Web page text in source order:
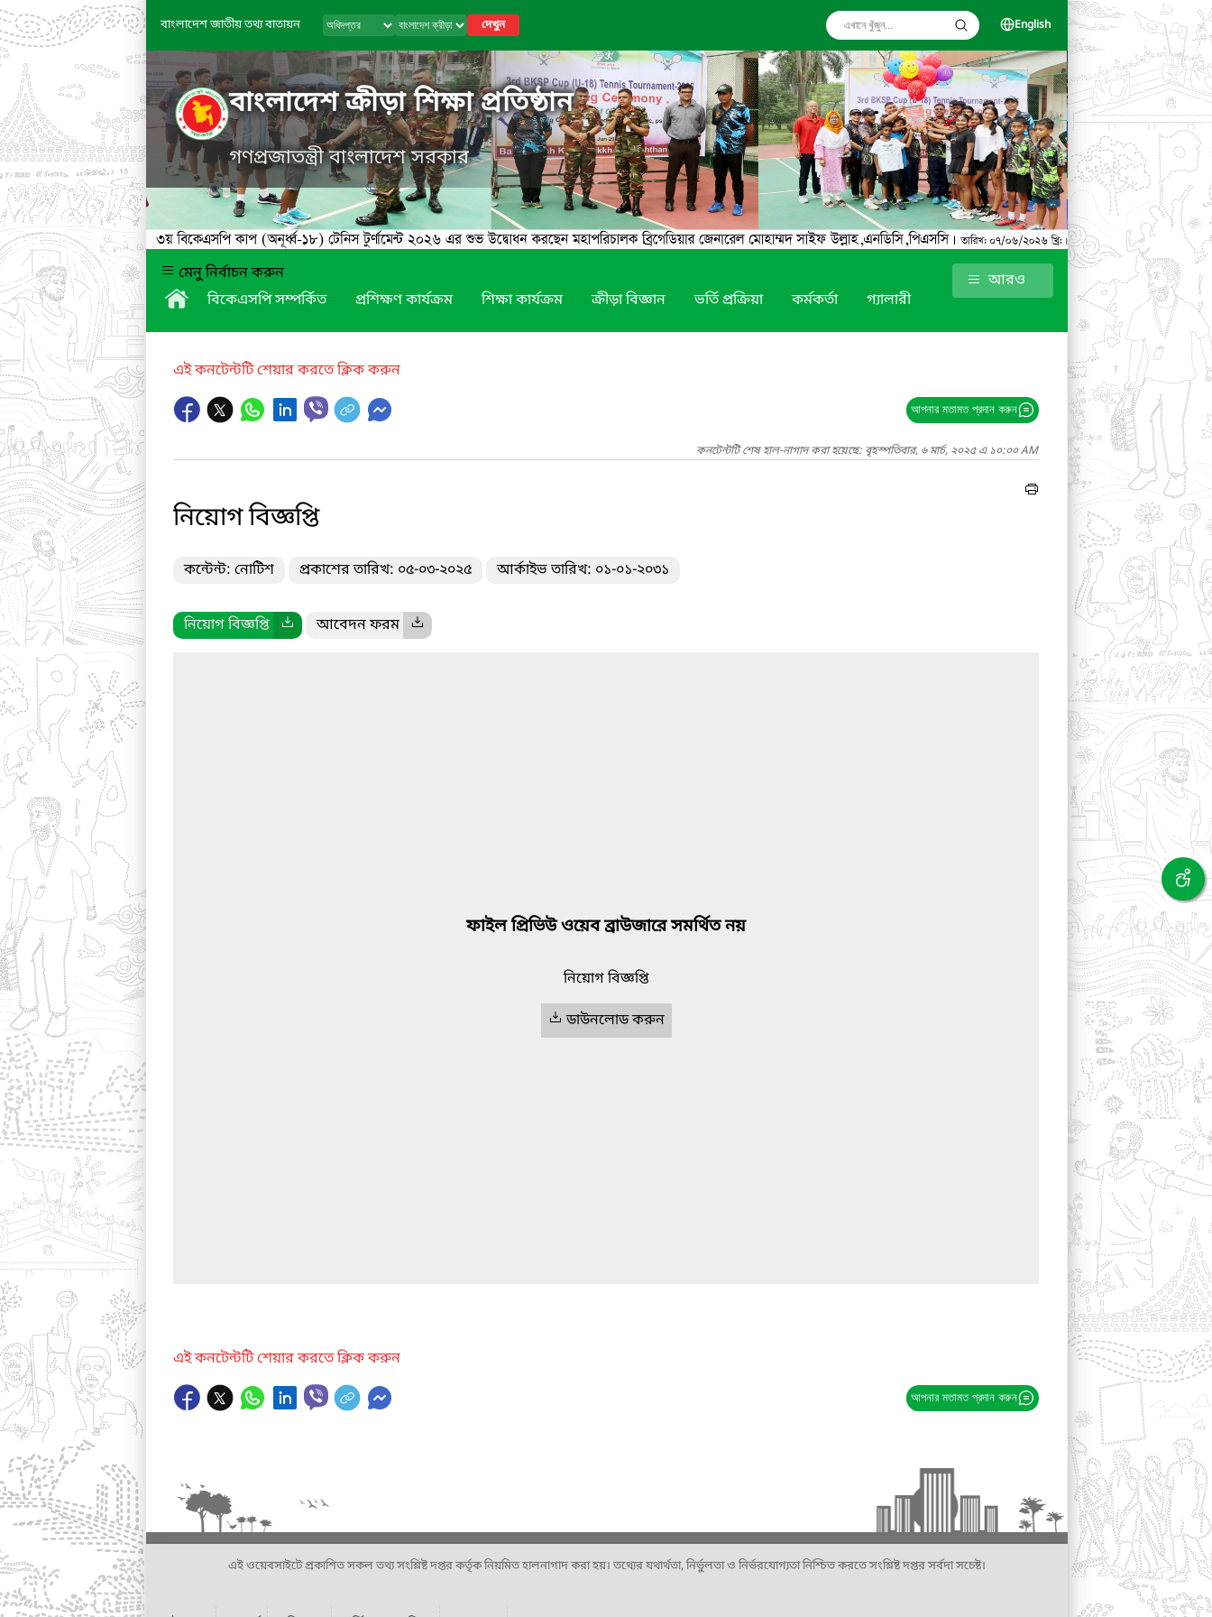
বাংলাদেশ জাতীয় তথ্য বাতায়ন দেখুন English
বাংলাদেশ ক্রীড়া শিক্ষা প্রতিষ্ঠান
গণপ্রজাতন্ত্রী বাংলাদেশ সরকার
মেনু নির্বাচন করুন
বিকেএসপি সম্পর্কিত
প্রশিক্ষণ কার্যক্রম শিক্ষা কার্যক্রম ক্রীড়া বিজ্ঞান ভর্তি প্রক্রিয়া কর্মকর্তা গ্যালারী
আরও
এই কনটেন্টটি শেয়ার করতে ক্লিক করুন
আপনার মতামত প্রদান করুন
কনটেন্টটি শেষ হাল-নাগাদ করা হয়েছে: বৃহস্পতিবার, ৬ মার্চ, ২০২৫ এ ১০:০০ AM
নিয়োগ বিজ্ঞপ্তি
কন্টেন্ট: নোটিশ প্রকাশের তারিখ: ০৫-০৩-২০২৫ আর্কাইভ তারিখ: ০১-০১-২০৩১
নিয়োগ বিজ্ঞপ্তি আবেদন ফরম
ফাইল প্রিভিউ ওয়েব ব্রাউজারে সমর্থিত নয়
নিয়োগ বিজ্ঞপ্তি
ডাউনলোড করুন
এই কনটেন্টটি শেয়ার করতে ক্লিক করুন
আপনার মতামত প্রদান করুন
এই ওয়েবসাইটে প্রকাশিত সকল তথ্য সংশ্লিষ্ট দপ্তর কর্তৃক নিয়মিত হালনাগাদ করা হয়। তথ্যের যথার্থতা, নির্ভুলতা ও নির্ভরযোগ্যতা নিশ্চিত করতে সংশ্লিষ্ট দপ্তর সর্বদা সচেষ্ট।